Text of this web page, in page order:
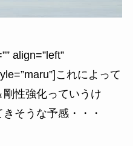
align=”left”
これによって
性強化っていうけ
そうな予感・・・